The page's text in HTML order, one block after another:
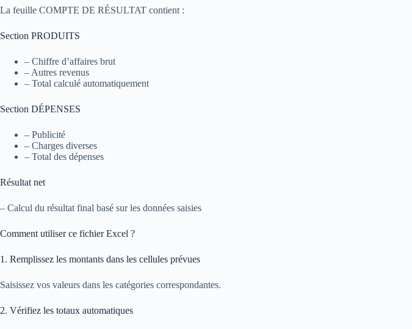
La feuille COMPTE DE RÉSULTAT contient :
Section PRODUITS
– Chiffre d’affaires brut
– Autres revenus
– Total calculé automatiquement
Section DÉPENSES
– Publicité
– Charges diverses
– Total des dépenses
Résultat net
– Calcul du résultat final basé sur les données saisies
Comment utiliser ce fichier Excel ?
1. Remplissez les montants dans les cellules prévues
Saisissez vos valeurs dans les catégories correspondantes.
2. Vérifiez les totaux automatiques